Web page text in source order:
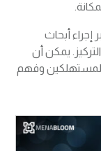
إجراء أبحاث
يمكن أن
وفهم